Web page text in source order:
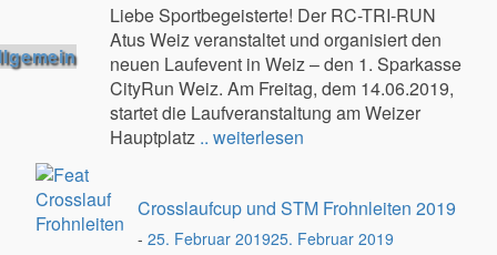
Liebe Sportbegeisterte! Der RC-TRI-RUN
Atus Weiz veranstaltet und organisiert den
neuen Laufevent in Weiz – den 1. Sparkasse
CityRun Weiz. Am Freitag, dem 14.06.2019,
startet die Laufveranstaltung am Weizer
Hauptplatz .. weiterlesen
Crosslaufcup und STM Frohnleiten 2019
- 25. Februar 201925. Februar 2019